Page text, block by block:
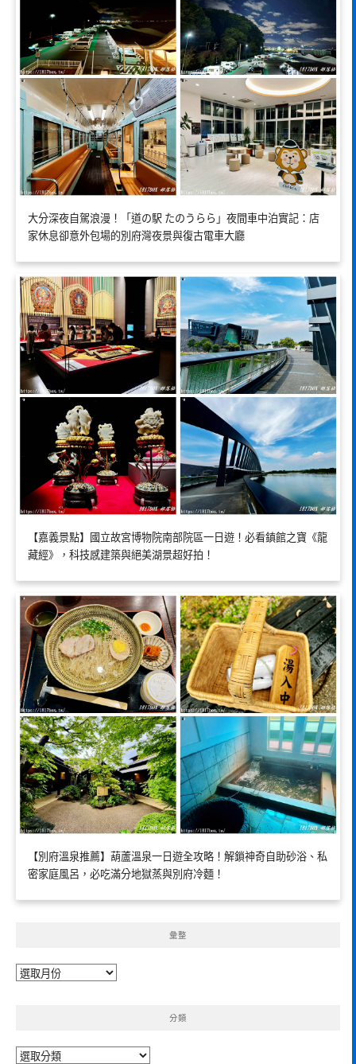
大分深夜自駕浪漫！「道の駅 たのうらら」夜間車中泊實記：店
家休息卻意外包場的別府灣夜景與復古電車大廳
【嘉義景點】國立故宮博物院南部院區一日遊！必看鎮館之寶《龍
藏經》，科技感建築與絕美湖景超好拍！
【別府溫泉推薦】葫蘆溫泉一日遊全攻略！解鎖神奇自助砂浴、私
密家庭風呂，必吃滿分地獄蒸與別府冷麵！
彙整
彙
分類
分